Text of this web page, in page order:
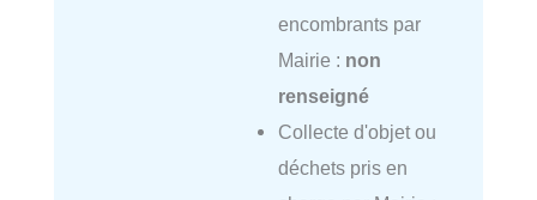
encombrants par
Mairie : non
renseigné
Collecte d'objet ou
déchets pris en